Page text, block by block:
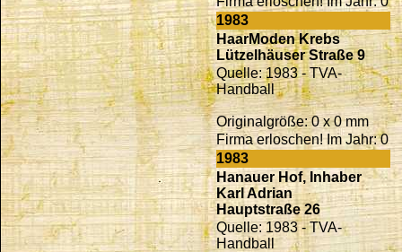
1983
HaarModen Krebs
Lützelhäuser Straße 9
Quelle: 1983 - TVA-
Handball
Originalgröße: 0 x 0 mm
Firma erloschen! Im Jahr: 0
1983
Hanauer Hof, Inhaber
Karl Adrian
Hauptstraße 26
Quelle: 1983 - TVA-
Handball